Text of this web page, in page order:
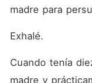
madre para
Exhalé.
Cuando tenía
madre y